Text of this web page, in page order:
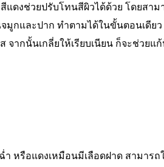
แดงช่วยปรับโทนสีผิวได้ด้วย โดยสาม
มูกและปาก ทำตามได้ในขั้นตอนเดียว
ากนั้นเกลี่ยให้เรียบเนียน ก็จะช่วยแ
หรือแดงเหมือนมีเลือดฝาด สามารถ